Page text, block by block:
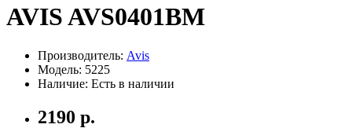
AVIS AVS0401BM
Производитель: Avis
Модель: 5225
Наличие: Есть в наличии
2190 р.